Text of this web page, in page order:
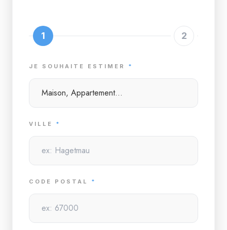
1 2
JE SOUHAITE ESTIMER *
VILLE *
CODE POSTAL *